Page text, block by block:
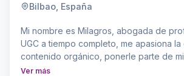
Bilbao, España
Mi nombre es Milagros, abogada de
UGC a tiempo completo, me apasiona
contenido orgánico, ponerle parte de
cada vídeo, siempre respetando el brief
Ver más